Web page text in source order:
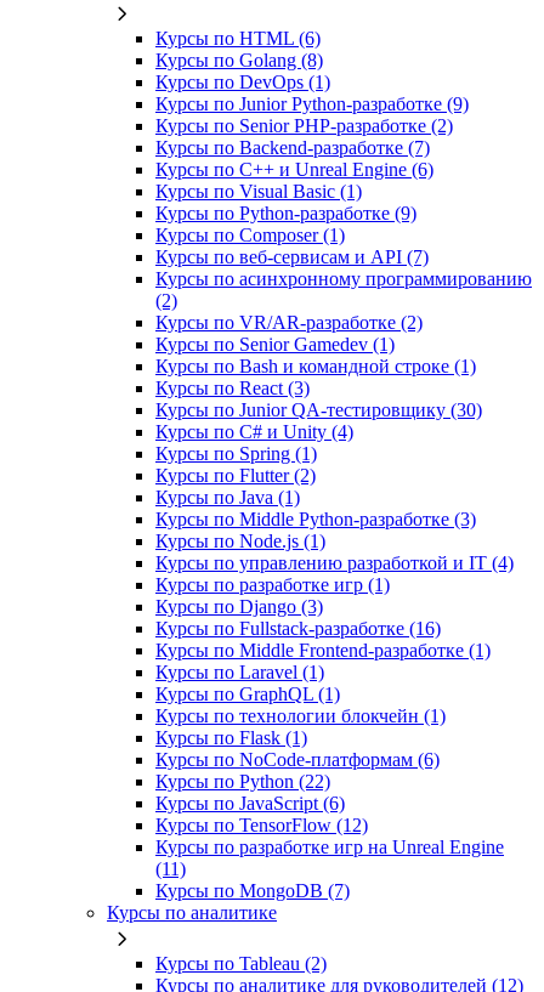
Курсы по HTML (6)
Курсы по Golang (8)
Курсы по DevOps (1)
Курсы по Junior Python-разработке (9)
Курсы по Senior PHP-разработке (2)
Курсы по Backend‑разработке (7)
Курсы по C++ и Unreal Engine (6)
Курсы по Visual Basic (1)
Курсы по Python-разработке (9)
Курсы по Composer (1)
Курсы по веб‑сервисам и API (7)
Курсы по асинхронному программированию
(2)
Курсы по VR/AR‑разработке (2)
Курсы по Senior Gamedev (1)
Курсы по Bash и командной строке (1)
Курсы по React (3)
Курсы по Junior QA-тестировщику (30)
Курсы по C# и Unity (4)
Курсы по Spring (1)
Курсы по Flutter (2)
Курсы по Java (1)
Курсы по Middle Python-разработке (3)
Курсы по Node.js (1)
Курсы по управлению разработкой и IT (4)
Курсы по разработке игр (1)
Курсы по Django (3)
Курсы по Fullstack‑разработке (16)
Курсы по Middle Frontend-разработке (1)
Курсы по Laravel (1)
Курсы по GraphQL (1)
Курсы по технологии блокчейн (1)
Курсы по Flask (1)
Курсы по NoCode‑платформам (6)
Курсы по Python (22)
Курсы по JavaScript (6)
Курсы по TensorFlow (12)
Курсы по разработке игр на Unreal Engine
(11)
Курсы по MongoDB (7)
Курсы по аналитике
Курсы по Tableau (2)
Курсы по аналитике для руководителей (12)